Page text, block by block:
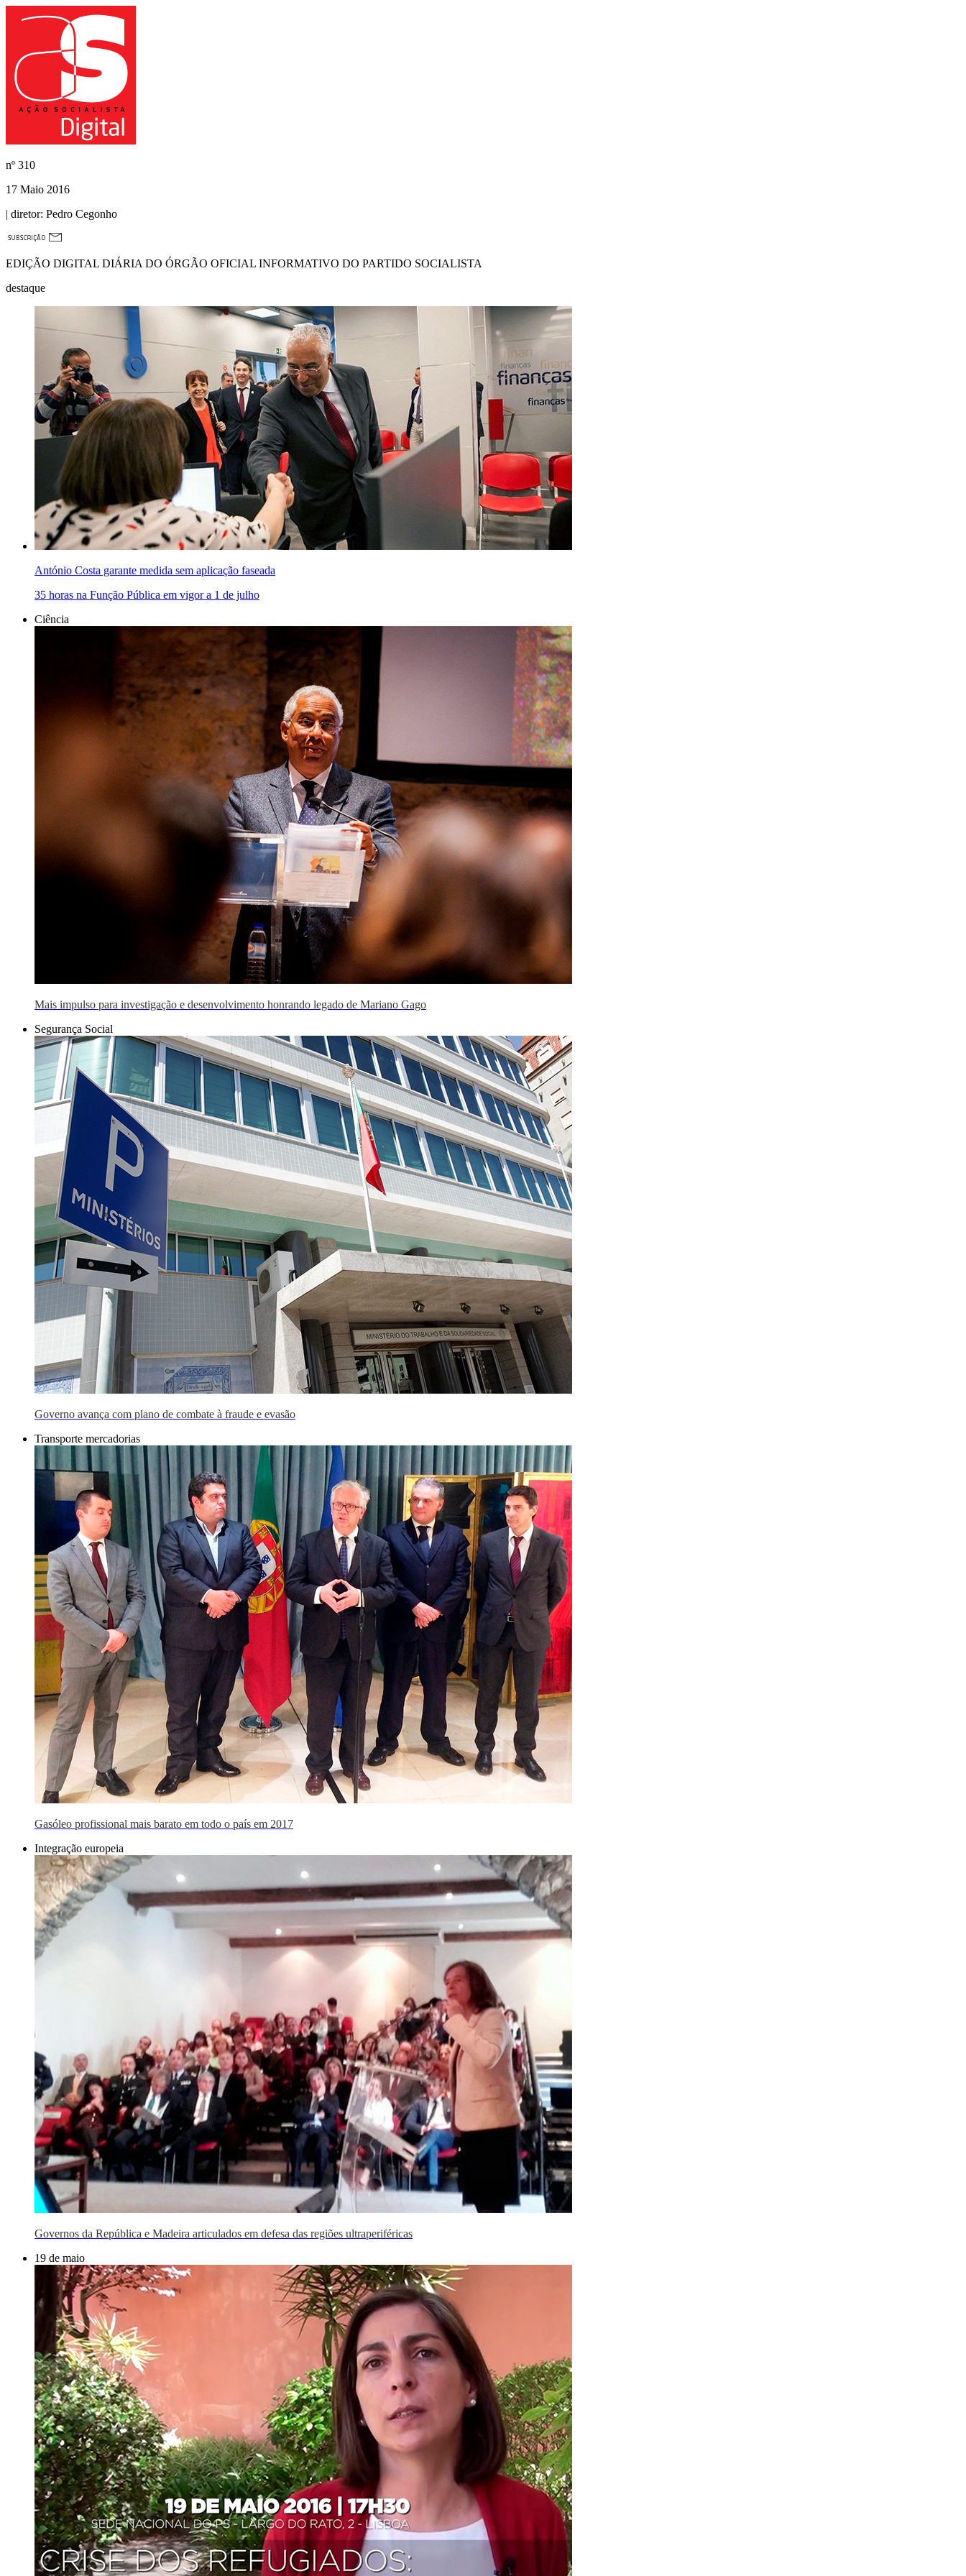
nº 310
17 Maio 2016
| diretor: Pedro Cegonho
EDIÇÃO DIGITAL DIÁRIA DO ÓRGÃO OFICIAL INFORMATIVO DO PARTIDO SOCIALISTA
destaque
António Costa garante medida sem aplicação faseada
35 horas na Função Pública em vigor a 1 de julho
Ciência
Mais impulso para investigação e desenvolvimento honrando legado de Mariano Gago
Segurança Social
Governo avança com plano de combate à fraude e evasão
Transporte mercadorias
Gasóleo profissional mais barato em todo o país em 2017
Integração europeia
Governos da República e Madeira articulados em defesa das regiões ultraperiféricas
19 de maio